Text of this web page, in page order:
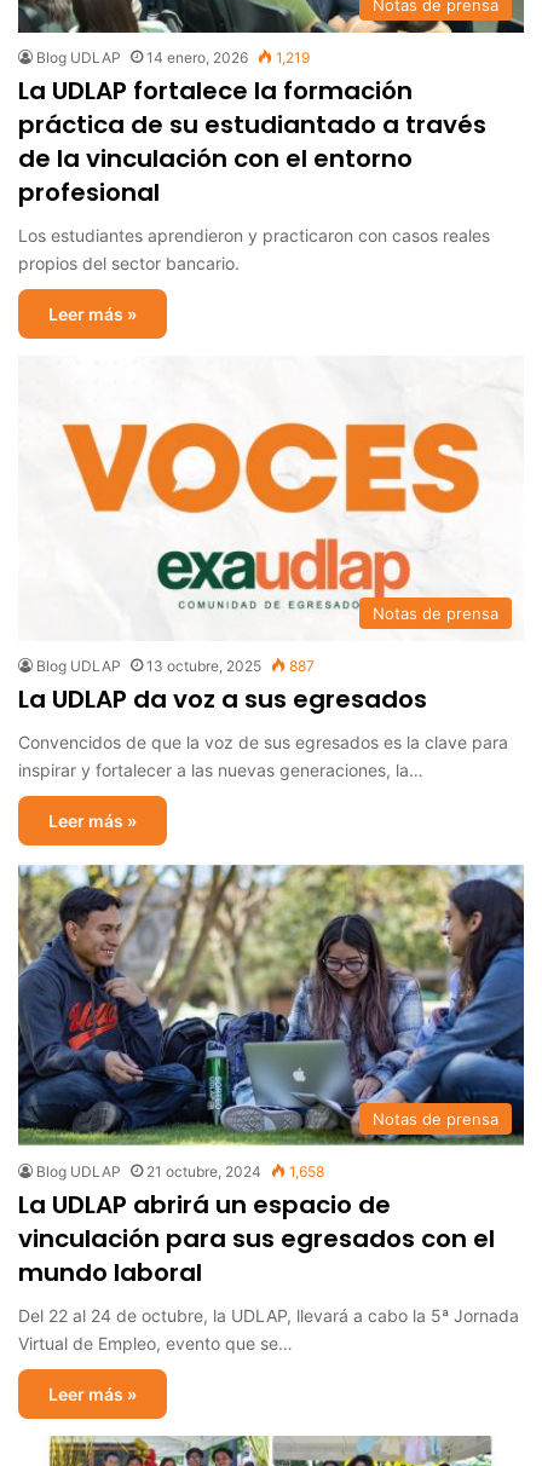
Notas de prensa
Blog UDLAP 14 enero, 2026 1,219
La UDLAP fortalece la formación
práctica de su estudiantado a través
de la vinculación con el entorno
profesional
Los estudiantes aprendieron y practicaron con casos reales
propios del sector bancario.
Leer más »
Notas de prensa
Blog UDLAP 13 octubre, 2025 887
La UDLAP da voz a sus egresados
Convencidos de que la voz de sus egresados es la clave para
inspirar y fortalecer a las nuevas generaciones, la…
Leer más »
Notas de prensa
Blog UDLAP 21 octubre, 2024 1,658
La UDLAP abrirá un espacio de
vinculación para sus egresados con el
mundo laboral
Del 22 al 24 de octubre, la UDLAP, llevará a cabo la 5ª Jornada
Virtual de Empleo, evento que se…
Leer más »